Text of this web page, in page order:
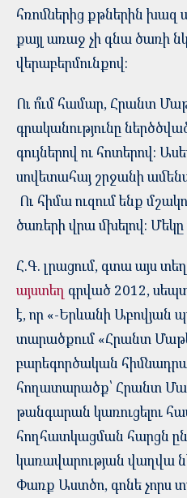
հռոմներից քթներին խազ
քայլ առաջ չի գնա ծառի
վերաբերմունքով:
Ու ո՞ւմ համար, Հրանտ
գրականությունը
գույներով ու հոտերով:
սովետահայ շրջանի
Ու հիմա ուզում ենք
ծառերի վրա մխելով:
Հ.Գ. լրացում, գտա այս
այստեղ գրված 2012,
է, որ «-Երևանի Աբովյան
տարածքում «Հրանտ
բարեգործական
հողատարածք՝ Հրանտ
թանգարան կառուցելու
հողհատկացման հարցն
կառավարության վաղվա
Փառք Աստծո, գոնե չորս